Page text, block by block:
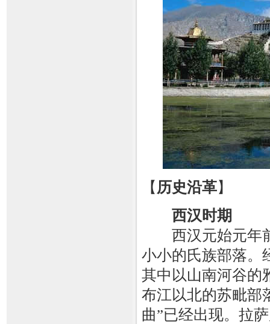
【 历史沿革】
西汉时期
西汉元始元年前
小小的氏族部落。
其中以山南河谷的
布江以北的苏毗部
曲”已经出现。拉